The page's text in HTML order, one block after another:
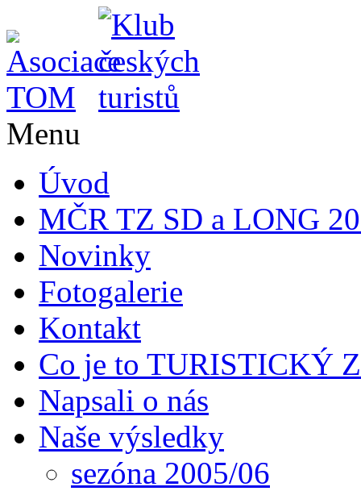
Menu
Úvod
MČR TZ SD a LONG
Novinky
Fotogalerie
Kontakt
Co je to TURISTICKÝ
Napsali o nás
Naše výsledky
sezóna 2005/06